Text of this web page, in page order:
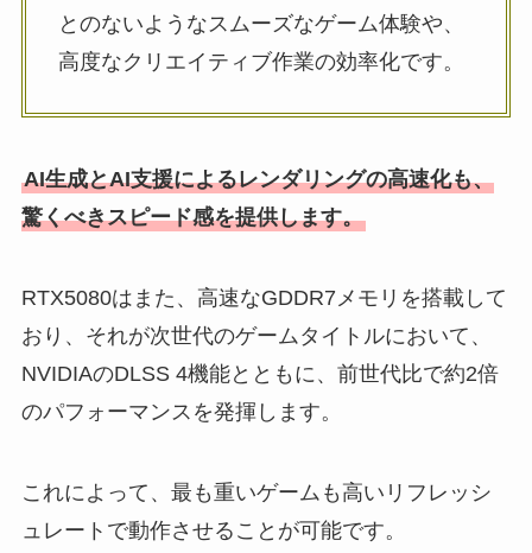
とのないようなスムーズなゲーム体験や、
高度なクリエイティブ作業の効率化です。
AI生成とAI支援によるレンダリングの高速化も、
驚くべきスピード感を提供します。
RTX5080はまた、高速なGDDR7メモリを搭載して
おり、それが次世代のゲームタイトルにおいて、
NVIDIAのDLSS 4機能とともに、前世代比で約2倍
のパフォーマンスを発揮します。
これによって、最も重いゲームも高いリフレッシ
ュレートで動作させることが可能です。